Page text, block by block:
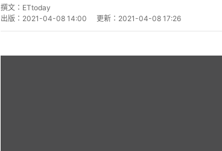
撰文： ETtoday
出版： 2021-04-08 14:00 更新： 2021-04-08 17:26